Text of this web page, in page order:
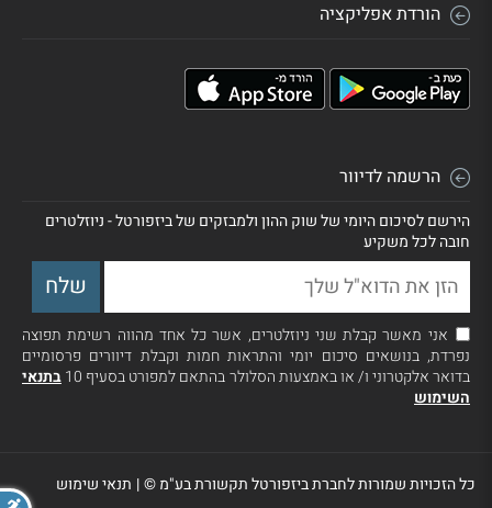
הורדת אפליקציה
הרשמה לדיוור
הירשם לסיכום היומי של שוק ההון ולמבזקים של ביזפורטל - ניוזלטרים
חובה לכל משקיע
אני מאשר קבלת שני ניוזלטרים, אשר כל אחד מהווה רשימת תפוצה
נפרדת, בנושאים סיכום יומי והתראות חמות וקבלת דיוורים פרסומיים
בדואר אלקטרוני ו/ או באמצעות הסלולר בהתאם למפורט בסעיף 10
בתנאי
השימוש
כל הזכויות שמורות לחברת ביזפורטל תקשורת בע"מ ©| תנאי שימוש